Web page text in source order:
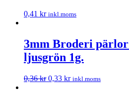
0,41 kr inkl.moms
3mm Broderi
ljusgrön 1g.
0,36kr 0,33 kr inkl.moms